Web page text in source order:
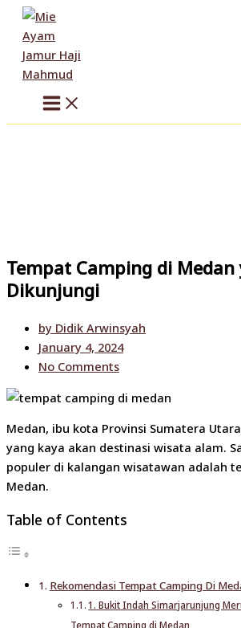
Skip
content
Tempat Camping di
Dikunjungi
by Didik Arwinsyah
January 4, 2024
No Comments
Medan, ibu kota Provinsi Sumatera
yang kaya akan destinasi wisata alam.
populer di kalangan wisatawan adalah
Medan.
Table of Contents
Rekomendasi Tempat Camping Di
1. Bukit Indah Simarjarunjung
Tempat Camping di Medan